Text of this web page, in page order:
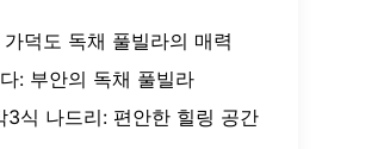
덕도 독채 풀빌라의 매력
: 부안의 독채 풀빌라
3식 나드리: 편안한 힐링 공간